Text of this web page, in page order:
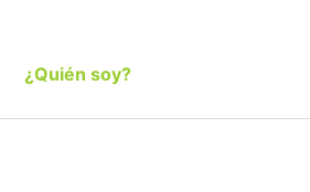
¿Quién soy?